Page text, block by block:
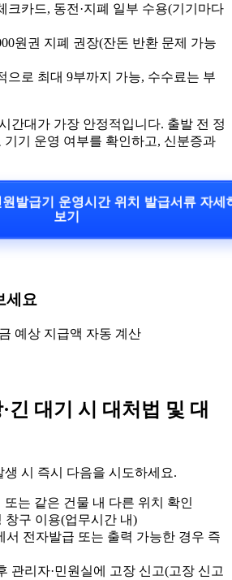
크카드, 동전·지폐 일부 수용(기기마다
원권 지폐 권장(잔돈 반환 문제 가능
으로 최대 9부까지 가능, 수수료는 부
간대가 가장 안정적입니다. 출발 전 정
기기 운영 여부를 확인하고, 신분증과
발급기 운영시간 위치 발급서류 자
보기
세요
예상 지급액 자동 계산
긴 대기 시 대처법 및 대
시 즉시 다음을 시도하세요.
또는 같은 건물 내 다른 위치 확인
창구 이용(업무시간 내)
서 전자발급 또는 출력 가능한 경우 즉
관리자·민원실에 고장 신고(고장 신고